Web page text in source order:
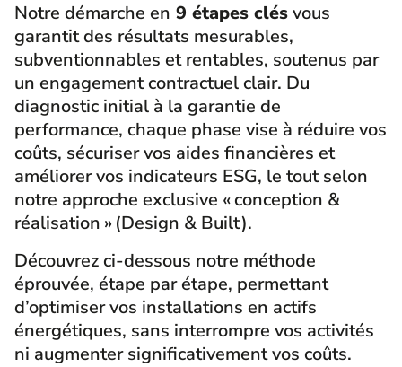
Notre démarche en 9 étapes clésvous
garantit des résultats mesurables,
subventionnables et rentables, soutenus par
un engagement contractuel clair. Du
diagnostic initial à la garantie de
performance, chaque phase vise à réduire vos
coûts, sécuriser vos aides financières et
améliorer vos indicateurs ESG, le tout selon
notre approche exclusive « conception &
réalisation » (Design & Built).
Découvrez ci-dessous notre méthode
éprouvée, étape par étape, permettant
d’optimiser vos installations en actifs
énergétiques, sans interrompre vos activités
ni augmenter significativement vos coûts.